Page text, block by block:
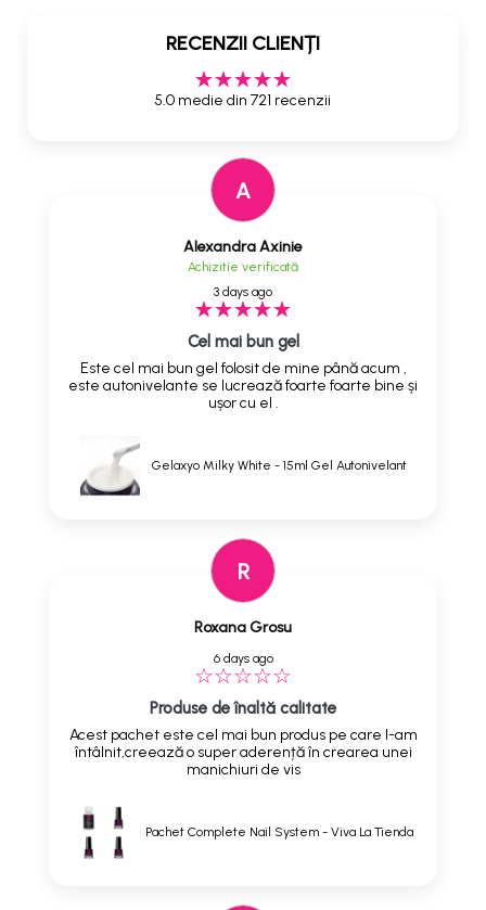
RECENZII CLIENȚI
5.0 medie din 721 recenzii
A
Alexandra Axinie
Achizitie verificată
3 days ago
Cel mai bun gel
Este cel mai bun gel folosit de mine până acum ,
este autonivelante se lucrează foarte foarte bine și
ușor cu el .
Gelaxyo Milky White - 15ml Gel Autonivelant
R
Roxana Grosu
6 days ago
Produse de înaltă calitate
Acest pachet este cel mai bun produs pe care l-am
întâlnit,creează o super aderență în crearea unei
manichiuri de vis
Pachet Complete Nail System - Viva La Tienda